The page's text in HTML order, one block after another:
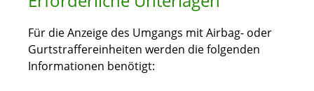
Für die Anzeige des Umgangs mit Airbag- oder
Gurtstraffereinheiten werden die folgenden
Informationen benötigt: